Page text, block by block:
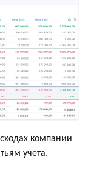
компании
учета.